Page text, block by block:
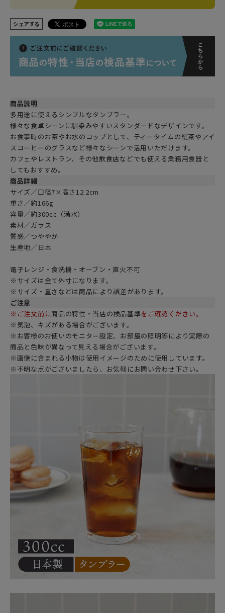
シェアする
商品説明
多用途に使えるシンプルなタンブラー。
様々な食卓シーンに馴染みやすいスタンダードなデザインです。
お食事時のお茶やお水のコップとして、ティータイムの紅茶やアイ
スコーヒーのグラスなど様々なシーンで活用いただけます。
カフェやレストラン、その他飲食店などでも使える業務用食器と
してもおすすめ。
商品詳細
サイズ／口径7×高さ12.2cm
重さ／約166g
容量／約300cc（満水）
素材／ガラス
質感／つややか
生産地／日本
電子レンジ・食洗機・オーブン・直火不可
※サイズは全て外寸になります。
※サイズ・重さなどは商品により誤差があります。
ご注意
※ご注文前に商品の特性・当店の検品基準をご確認ください。
※気泡、キズがある場合がございます。
※お客様のお使いのモニター設定、お部屋の照明等により実際の
商品と色味が異なって見える場合がございます。
※画像に含まれる小物は使用イメージのために使用しています。
※不明な点がございましたら、お気軽にお問い合わせ下さい。